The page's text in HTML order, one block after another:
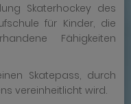
Skaterhockey des
für Kinder, die
Fähigkeiten
Skatepass, durch
vereinheitlicht wird.